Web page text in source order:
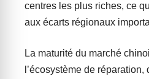
centres les plus riches, ce
aux écarts régionaux
La maturité du marché
l’écosystème de